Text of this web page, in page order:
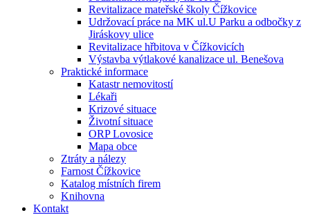
Revitalizace mateřské školy Čížkovice
Udržovací práce na MK ul.U Parku a odbočky z
Jiráskovy ulice
Revitalizace hřbitova v Čížkovicích
Výstavba výtlakové kanalizace ul. Benešova
Praktické informace
Katastr nemovitostí
Lékaři
Krizové situace
Životní situace
ORP Lovosice
Mapa obce
Ztráty a nálezy
Farnost Čížkovice
Katalog místních firem
Knihovna
Kontakt